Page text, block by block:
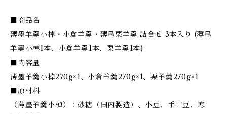
■商品名
薄墨羊羹小棹・小倉羊羹・薄墨栗羊羹 詰合せ 3本入り (薄墨
羊羹小棹1本、小倉羊羹1本、栗羊羹1本)
■内容量
薄墨羊羹小棹270g×1、小倉羊羹270g×1、栗羊羹270g×1
■原材料
（薄墨羊羹小棹）：砂糖（国内製造）、小豆、手亡豆、寒